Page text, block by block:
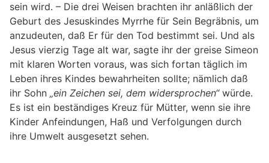
sein wird. – Die drei Weisen brachten ihr anläßlich der
Geburt des Jesuskindes Myrrhe für Sein Begräbnis, um
anzudeuten, daß Er für den Tod bestimmt sei. Und als
Jesus vierzig Tage alt war, sagte ihr der greise Simeon
mit klaren Worten voraus, was sich fortan täglich im
Leben ihres Kindes bewahrheiten sollte; nämlich daß
ihr Sohn „ein Zeichen sei, dem widersprochen“würde.
Es ist ein beständiges Kreuz für Mütter, wenn sie ihre
Kinder Anfeindungen, Haß und Verfolgungen durch
ihre Umwelt ausgesetzt sehen.